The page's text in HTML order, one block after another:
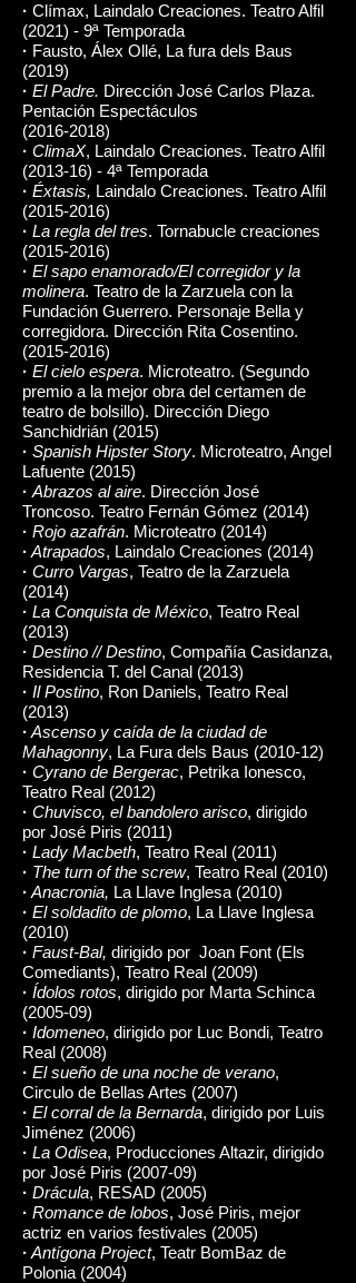
· Clímax, Laindalo Creaciones. Teatro Alfil
(2021) - 9ª Temporada
· Fausto, Álex Ollé, La fura dels Baus
(2019)
· El Padre. Dirección José Carlos Plaza.
Pentación Espectáculos
(2016-2018)
· ClimaX, Laindalo Creaciones. Teatro Alfil
(2013-16) - 4ª Temporada
· Éxtasis, Laindalo Creaciones. Teatro Alfil
(2015-2016)
· La regla del tres. Tornabucle creaciones
(2015-2016)
· El sapo enamorado/El corregidor y la
molinera. Teatro de la Zarzuela con la
Fundación Guerrero. Personaje Bella y
corregidora. Dirección Rita Cosentino.
(2015-2016)
· El cielo espera. Microteatro. (Segundo
premio a la mejor obra del certamen de
teatro de bolsillo). Dirección Diego
Sanchidrián (2015)
· Spanish Hipster Story. Microteatro, Angel
Lafuente (2015)
· Abrazos al aire. Dirección José
Troncoso. Teatro Fernán Gómez (2014)
· Rojo azafrán. Microteatro (2014)
· Atrapados, Laindalo Creaciones (2014)
· Curro Vargas, Teatro de la Zarzuela
(2014)
· La Conquista de México, Teatro Real
(2013)
· Destino // Destino, Compañía Casidanza,
Residencia T. del Canal (2013)
· Il Postino, Ron Daniels, Teatro Real
(2013)
· Ascenso y caída de la ciudad de
Mahagonny, La Fura dels Baus (2010-12)
· Cyrano de Bergerac, Petrika Ionesco,
Teatro Real (2012)
· Chuvisco, el bandolero arisco, dirigido
por José Piris (2011)
· Lady Macbeth, Teatro Real (2011)
· The turn of the screw, Teatro Real (2010)
· Anacronia, La Llave Inglesa (2010)
· El soldadito de plomo, La Llave Inglesa
(2010)
· Faust-Bal, dirigido por Joan Font (Els
Comediants), Teatro Real (2009)
· Ídolos rotos, dirigido por Marta Schinca
(2005-09)
· Idomeneo, dirigido por Luc Bondi, Teatro
Real (2008)
· El sueño de una noche de verano,
Circulo de Bellas Artes (2007)
· El corral de la Bernarda, dirigido por Luis
Jiménez (2006)
· La Odisea, Producciones Altazir, dirigido
por José Piris (2007-09)
· Drácula, RESAD (2005)
· Romance de lobos, José Piris, mejor
actriz en varios festivales (2005)
· Antígona Project, Teatr BomBaz de
Polonia (2004)